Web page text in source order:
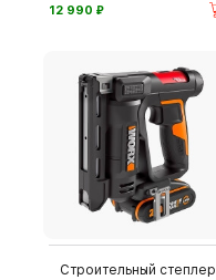
12 990 ⃏
Строительный степлер